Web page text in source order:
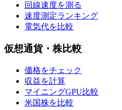
回線速度を測る
速度測定ランキング
電気代を比較
仮想通貨・株比較
価格をチェック
収益を計算
マイニングGPU比較
米国株を比較